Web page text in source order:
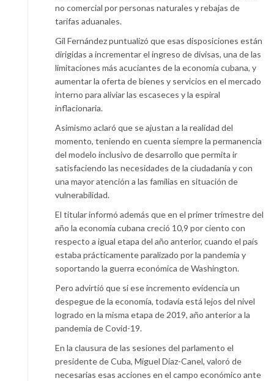
no comercial por personas naturales y rebajas de
tarifas aduanales.
Gil Fernández puntualizó que esas disposiciones están
dirigidas a incrementar el ingreso de divisas, una de las
limitaciones más acuciantes de la economía cubana, y
aumentar la oferta de bienes y servicios en el mercado
interno para aliviar las escaseces y la espiral
inflacionaria.
Asimismo aclaró que se ajustan a la realidad del
momento, teniendo en cuenta siempre la permanencia
del modelo inclusivo de desarrollo que permita ir
satisfaciendo las necesidades de la ciudadanía y con
una mayor atención a las familias en situación de
vulnerabilidad.
El titular informó además que en el primer trimestre del
año la economía cubana creció 10,9 por ciento con
respecto a igual etapa del año anterior, cuando el país
estaba prácticamente paralizado por la pandemia y
soportando la guerra económica de Washington.
Pero advirtió que si ese incremento evidencia un
despegue de la economía, todavía está lejos del nivel
logrado en la misma etapa de 2019, año anterior a la
pandemia de Covid-19.
En la clausura de las sesiones del parlamento el
presidente de Cuba, Miguel Díaz-Canel, valoró de
necesarias esas acciones en el campo económico ante